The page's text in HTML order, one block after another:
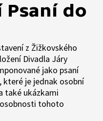
Psaní do
z Žižkovského
Divadla Járy
jako psaní
které je jednak osobní
také ukázkami
tohoto